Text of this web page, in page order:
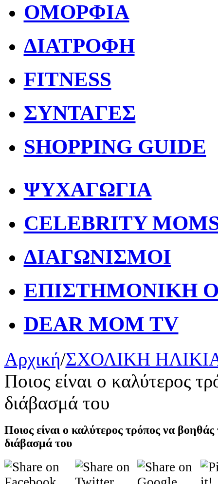
ΟΜΟΡΦΙΑ
ΔΙΑΤΡΟΦΗ
FITNESS
ΣΥΝΤΑΓΕΣ
SHOPPING GUIDE
ΨΥΧΑΓΩΓΙΑ
CELEBRITY
ΔΙΑΓΩΝΙΣΜΟΙ
ΕΠΙΣΤΗΜΟΝΙΚΗ
DEAR MOM TV
Αρχική/ΣΧΟΛΙΚΗ
Ποιος είναι ο καλύτερος
διάβασμά του
Ποιος είναι ο καλύτερος τρόπος να βοηθάς
διάβασμά του